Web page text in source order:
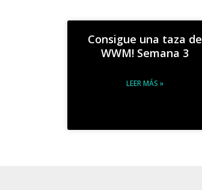
Consigue una taza de
WWM! Semana 3
LEER MÁS »